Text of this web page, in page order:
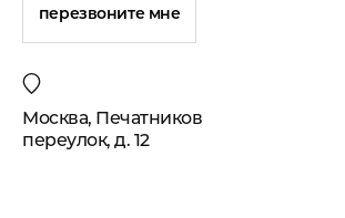
перезвоните мне
Москва, Печатников
переулок, д. 12